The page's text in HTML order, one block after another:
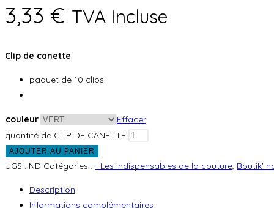
3,33 € TVA Incluse
Clip de canette
paquet de 10 clips
couleur
Effacer
quantité de CLIP DE CANETTE
AJOUTER AU PANIER
UGS : ND Catégories : - Les indispensables de la couture, Boutik'
Description
Informations complémentaires